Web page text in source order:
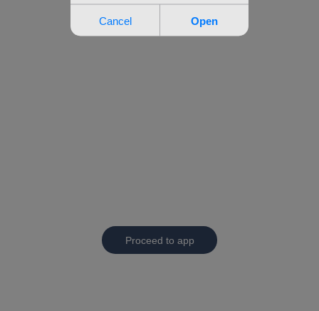
Proceed to app